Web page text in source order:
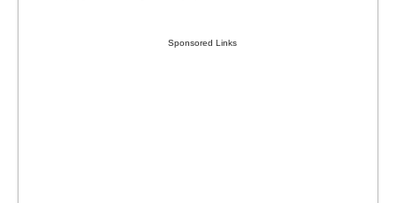
Sponsored Links